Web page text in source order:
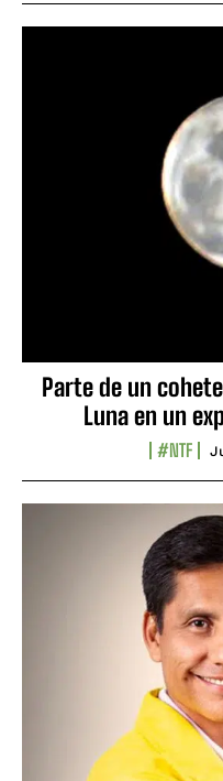
Parte de un
Luna en un
#NTF